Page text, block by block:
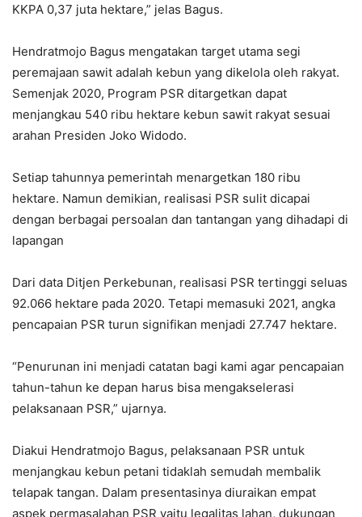
KKPA 0,37 juta hektare,” jelas Bagus.
Hendratmojo Bagus mengatakan target utama segi
peremajaan sawit adalah kebun yang dikelola oleh rakyat.
Semenjak 2020, Program PSR ditargetkan dapat
menjangkau 540 ribu hektare kebun sawit rakyat sesuai
arahan Presiden Joko Widodo.
Setiap tahunnya pemerintah menargetkan 180 ribu
hektare. Namun demikian, realisasi PSR sulit dicapai
dengan berbagai persoalan dan tantangan yang dihadapi di
lapangan
Dari data Ditjen Perkebunan, realisasi PSR tertinggi seluas
92.066 hektare pada 2020. Tetapi memasuki 2021, angka
pencapaian PSR turun signifikan menjadi 27.747 hektare.
“Penurunan ini menjadi catatan bagi kami agar pencapaian
tahun-tahun ke depan harus bisa mengakselerasi
pelaksanaan PSR,” ujarnya.
Diakui Hendratmojo Bagus, pelaksanaan PSR untuk
menjangkau kebun petani tidaklah semudah membalik
telapak tangan. Dalam presentasinya diuraikan empat
aspek permasalahan PSR yaitu legalitas lahan, dukungan